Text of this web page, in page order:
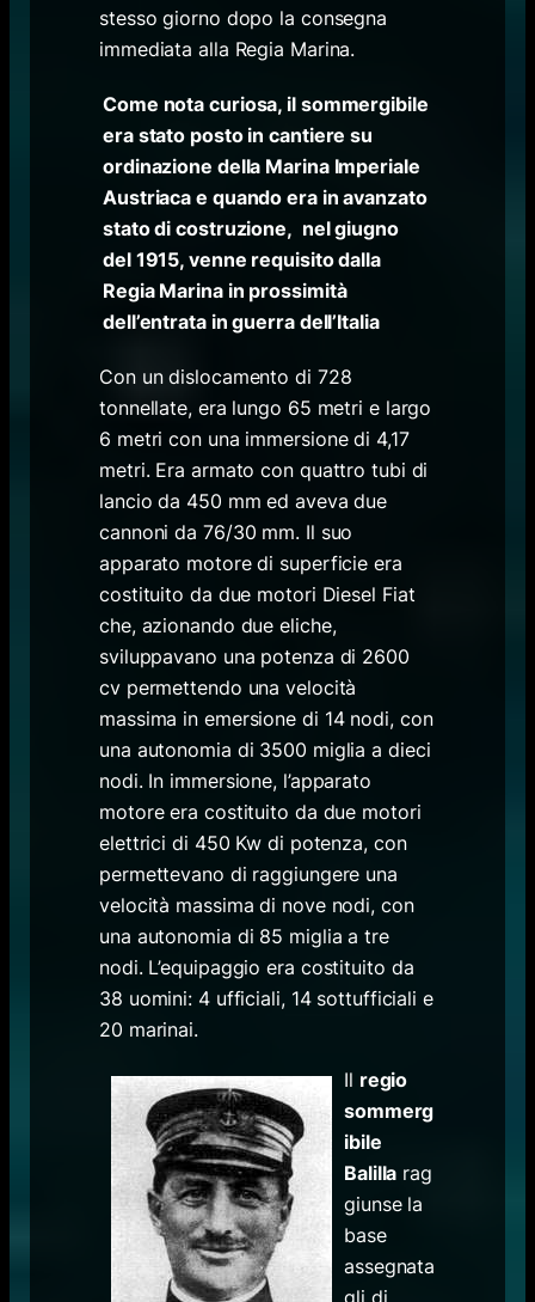
stesso giorno dopo la consegna
immediata alla Regia Marina.
Come nota curiosa, il sommergibile
era stato posto in cantiere su
ordinazione della Marina Imperiale
Austriaca e quando era in avanzato
stato di costruzione, nel giugno
del 1915, venne requisito dalla
Regia Marina in prossimità
dell’entrata in guerra dell’Italia
Con un dislocamento di 728
tonnellate, era lungo 65 metri e largo
6 metri con una immersione di 4,17
metri. Era armato con quattro tubi di
lancio da 450 mm ed aveva due
cannoni da 76/30 mm. Il suo
apparato motore di superficie era
costituito da due motori Diesel Fiat
che, azionando due eliche,
sviluppavano una potenza di 2600
cv permettendo una velocità
massima in emersione di 14 nodi, con
una autonomia di 3500 miglia a dieci
nodi. In immersione, l’apparato
motore era costituito da due motori
elettrici di 450 Kw di potenza, con
permettevano di raggiungere una
velocità massima di nove nodi, con
una autonomia di 85 miglia a tre
nodi. L’equipaggio era costituito da
38 uomini: 4 ufficiali, 14 sottufficiali e
20 marinai.
Il regio
sommerg
ibile
Balilla rag
giunse la
base
assegnata